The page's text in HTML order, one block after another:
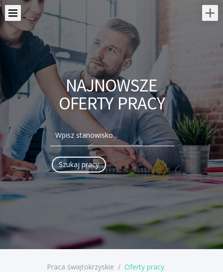
NAJNOWSZE
OFERTY PRACY
Praca świętokrzyskie / Oferty pracy